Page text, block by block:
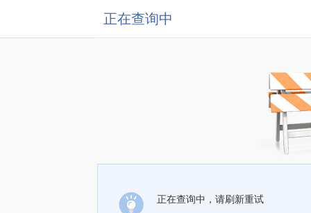
正在查询中
正在查询中，请刷新重试